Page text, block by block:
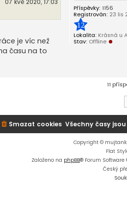
Příspěvky: 1156
Registrován: 23 lis
12
Lokalita: Krásná u
Stav: Offline
je víc než
času na to
11
Všechny časy
Smazat cookies
Copyright ©
Flat
Založeno na phpBB® Forum Software
Český